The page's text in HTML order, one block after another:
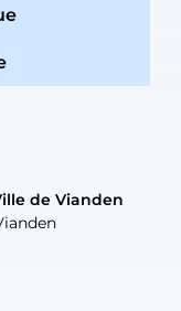
de Vianden
de Vianden
de Vianden
de Vianden